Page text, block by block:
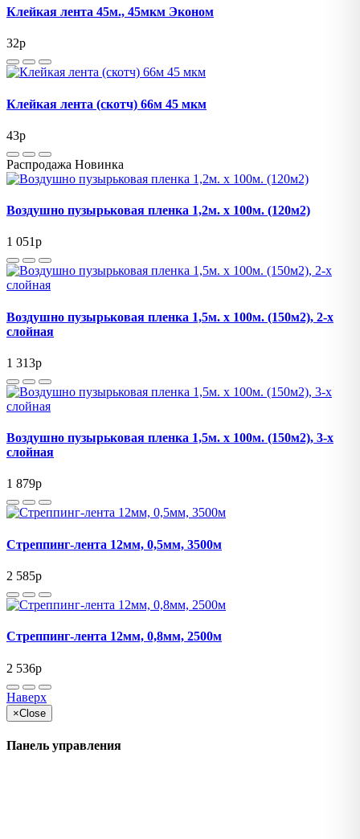
Клейкая лента 45м., 45мкм Эконом
32p
Клейкая лента (скотч) 66м 45 мкм
43p
Распродажа Новинка
Воздушно пузырьковая пленка 1,2м. х 100м. (120м2)
1 051p
Воздушно пузырьковая пленка 1,5м. х 100м. (150м2), 2-х
слойная
1 313p
Воздушно пузырьковая пленка 1,5м. х 100м. (150м2), 3-х
слойная
1 879p
Стреппинг-лента 12мм, 0,5мм, 3500м
2 585p
Стреппинг-лента 12мм, 0,8мм, 2500м
2 536p
Наверх
×Close
Панель управления